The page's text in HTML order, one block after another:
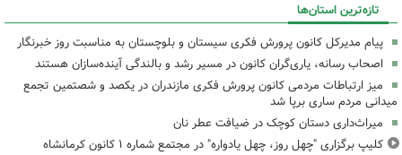
تازه‌ترین استان‌ها
پیام مدیرکل کانون پرورش فکری سیستان و بلوچستان به مناسبت روز خبرنگار
اصحاب رسانه، یاری‌گران کانون در مسیر رشد و بالندگی آینده‌سازان هستند
میز ارتباطات مردمی کانون پرورش فکری مازندران در یکصد و شصتمین تجمع
میدانی مردم ساری برپا شد
میراث‌داری دستان کوچک در ضیافت عطر نان
کلیپ برگزاری "چهل روز، چهل یادواره" در مجتمع شماره ۱ کانون کرمانشاه